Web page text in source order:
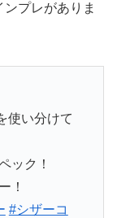
プレがありま
使い分けて
ック！
！
#シザーコ